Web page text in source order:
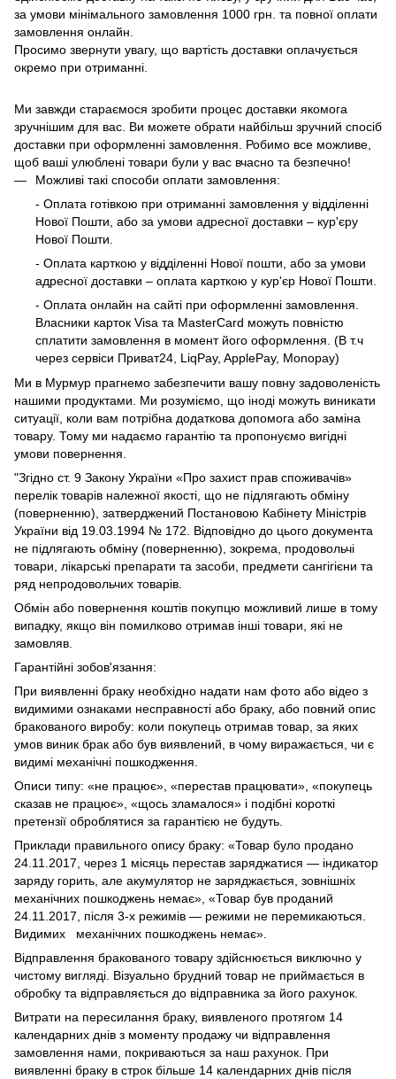
за умови мінімального замовлення 1000 грн. та повної оплати
замовлення онлайн.
Просимо звернути увагу, що вартість доставки оплачується
окремо при отриманні.
Ми завжди стараємося зробити процес доставки якомога
зручнішим для вас. Ви можете обрати найбільш зручний спосіб
доставки при оформленні замовлення. Робимо все можливе,
щоб ваші улюблені товари були у вас вчасно та безпечно!
Можливі такі способи оплати замовлення:
- Оплата готівкою при отриманні замовлення у відділенні
Нової Пошти, або за умови адресної доставки – кур'єру
Нової Пошти.
- Оплата карткою у відділенні Нової пошти, або за умови
адресної доставки – оплата карткою у кур'єр Нової Пошти.
- Оплата онлайн на сайті при оформленні замовлення.
Власники карток Visa та MasterCard можуть повністю
сплатити замовлення в момент його оформлення. (В т.ч
через сервіси Приват24, LiqPay, ApplePay, Monopay)
Ми в Мурмур прагнемо забезпечити вашу повну задоволеність
нашими продуктами. Ми розуміємо, що іноді можуть виникати
ситуації, коли вам потрібна додаткова допомога або заміна
товару. Тому ми надаємо гарантію та пропонуємо вигідні
умови повернення.
"Згідно ст. 9 Закону України «Про захист прав споживачів»
перелік товарів належної якості, що не підлягають обміну
(поверненню), затверджений Постановою Кабінету Міністрів
України від 19.03.1994 № 172. Відповідно до цього документа
не підлягають обміну (поверненню), зокрема, продовольчі
товари, лікарські препарати та засоби, предмети сангігієни та
ряд непродовольчих товарів.
Обмін або повернення коштів покупцю можливий лише в тому
випадку, якщо він помилково отримав інші товари, які не
замовляв.
Гарантійні зобов'язання:
При виявленні браку необхідно надати нам фото або відео з
видимими ознаками несправності або браку, або повний опис
бракованого виробу: коли покупець отримав товар, за яких
умов виник брак або був виявлений, в чому виражається, чи є
видимі механічні пошкодження.
Описи типу: «не працює», «перестав працювати», «покупець
сказав не працює», «щось зламалося» і подібні короткі
претензії оброблятися за гарантією не будуть.
Приклади правильного опису браку: «Товар було продано
24.11.2017, через 1 місяць перестав заряджатися — індикатор
заряду горить, але акумулятор не заряджається, зовнішніх
механічних пошкоджень немає», «Товар був проданий
24.11.2017, після 3-х режимів — режими не перемикаються.
Видимих механічних пошкоджень немає».
Відправлення бракованого товару здійснюється виключно у
чистому вигляді. Візуально брудний товар не приймається в
обробку та відправляється до відправника за його рахунок.
Витрати на пересилання браку, виявленого протягом 14
календарних днів з моменту продажу чи відправлення
замовлення нами, покриваються за наш рахунок. При
виявленні браку в строк більше 14 календарних днів після